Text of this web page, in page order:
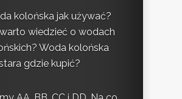
kolońska jak używać?
wiedzieć o wodach
Woda kolońska
gdzie kupić?